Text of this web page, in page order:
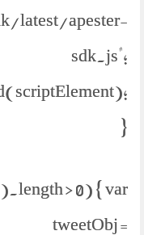
latest/apester-
sdk.js";
}
> 0) { var
tweetObj =